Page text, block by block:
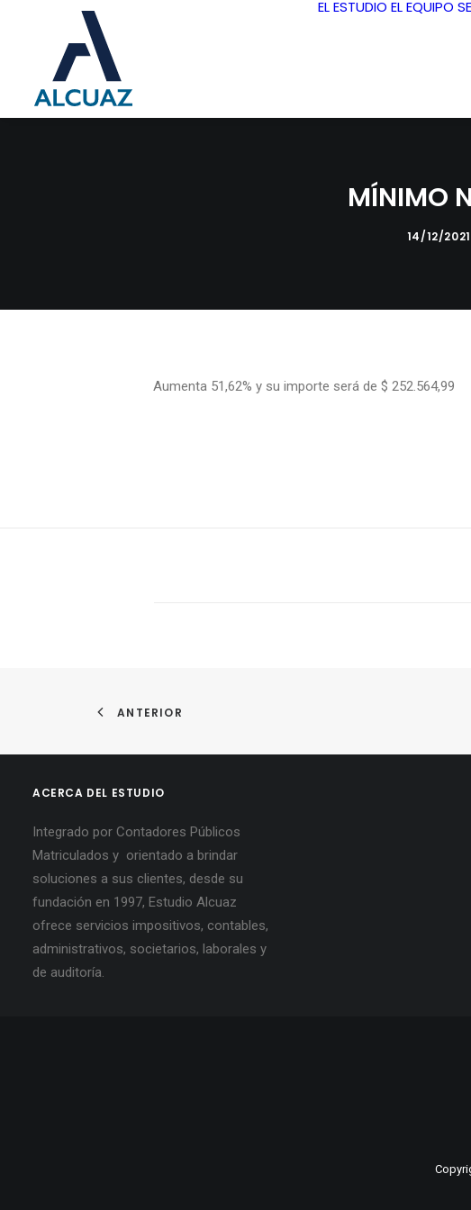
EL ESTUDIO EL EQUIPO
MÍNIMO
14/12/2021
Aumenta 51,62% y su importe será de $ 252.564,99
ANTERIOR
ACERCA DEL ESTUDIO
Integrado por Contadores Públicos
Matriculados y orientado a brindar
soluciones a sus clientes, desde su
fundación en 1997, Estudio Alcuaz
ofrece servicios impositivos, contables,
administrativos, societarios, laborales y
de auditoría.